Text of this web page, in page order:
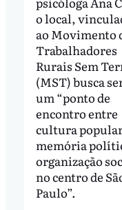
o local,
ao Movimento
Trabalhadores
Rurais Sem
(MST) busca
um “ponto de
encontro entre
cultura
memória
organização
no centro de
Paulo”.